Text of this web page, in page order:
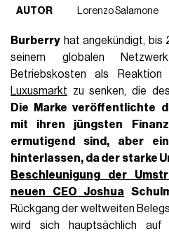
AUTOR
Lorenzo Salamone
Burberry hat angekündigt, bis
seinem globalen
Betriebskosten als
Luxusmarkt zu senken, die
Die Marke veröffentlichte
mit ihren jüngsten
ermutigend sind, aber
hinterlassen, da der starke
Beschleunigung der
neuen CEO Joshua
Rückgang der weltweiten
wird sich hauptsächlich